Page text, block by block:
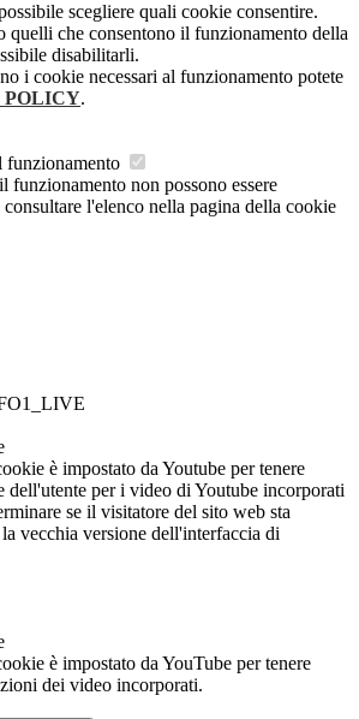
scegliere quali cookie consentire.
quelli che consentono il funzionamento della
disabilitarli.
i cookie necessari al funzionamento potete
POLICY.
funzionamento
funzionamento non possono essere
l'elenco nella pagina della cookie
è impostato da Youtube per tenere
dell'utente per i video di Youtube incorporati
se il visitatore del sito web sta
vecchia versione dell'interfaccia di
è impostato da YouTube per tenere
dei video incorporati.